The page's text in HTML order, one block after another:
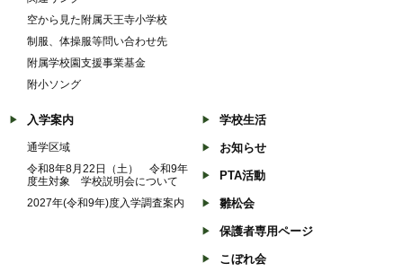
空から見た附属天王寺小学校
制服、体操服等問い合わせ先
附属学校園支援事業基金
附小ソング
入学案内
通学区域
令和8年8月22日（土） 令和9年
度生対象 学校説明会について
2027年(令和9年)度入学調査案内
学校生活
お知らせ
PTA活動
雛松会
保護者専用ページ
こぼれ会